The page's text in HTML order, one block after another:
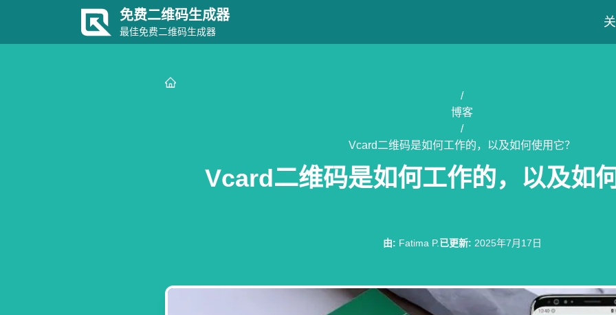
免费二维码生成器
最佳免费二维码生成器
/
博客
/
Vcard二维码是如何工作的，以及如何使用它？
Vcard二维码是如何工作的，以及如
由: Fatima P.已更新: 2025年7月17日